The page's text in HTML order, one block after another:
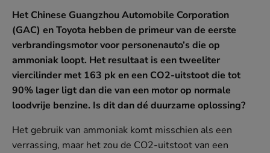
Het Chinese Guangzhou Automobile Corporation
(GAC) en Toyota hebben de primeur van de eerste
verbrandingsmotor voor personenauto’s die op
ammoniak loopt. Het resultaat is een tweeliter
viercilinder met 163 pk en een CO2-uitstoot die tot
90% lager ligt dan die van een motor op normale
loodvrije benzine. Is dit dan dé duurzame oplossing?
Het gebruik van ammoniak komt misschien als een
verrassing, maar het zou de CO2-uitstoot van een